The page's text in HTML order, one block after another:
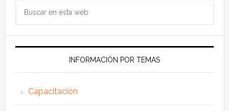
web
INFORMACIÓN POR TEMAS
Capacitación